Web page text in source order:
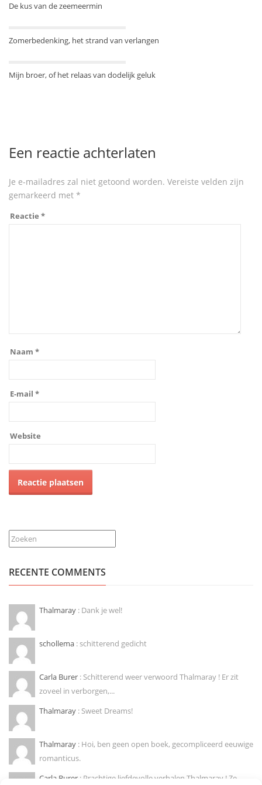
De kus van de zeemeermin
Zomerbedenking, het strand van verlangen
Mijn broer, of het relaas van dodelijk geluk
Een reactie achterlaten
Je e-mailadres zal niet getoond worden. Vereiste velden zijn
gemarkeerd met *
Reactie *
Naam *
E-mail *
Website
Zoeken
RECENTE COMMENTS
Thalmaray : Dank je wel!
schollema : schitterend gedicht
Carla Burer : Schitterend weer verwoord Thalmaray ! Er zit
zoveel in verborgen,...
Thalmaray : Sweet Dreams!
Thalmaray : Hoi, ben geen open boek, gecompliceerd eeuwige
romanticus.
Carla Burer : Prachtige liefdevolle verhalen Thalmaray ! Ze